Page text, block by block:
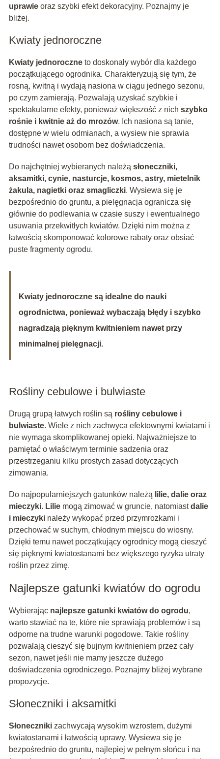
uprawieoraz szybki efekt dekoracyjny. Poznajmy je
bliżej.
Kwiaty jednoroczne
Kwiaty jednoroczneto doskonały wybór dla każdego
początkującego ogrodnika. Charakteryzują się tym, że
rosną, kwitną i wydają nasiona w ciągu jednego sezonu,
po czym zamierają. Pozwalają uzyskać szybkie i
spektakularne efekty, ponieważ większość z nich szybko
rośnie i kwitnie aż do mrozów. Ich nasiona są tanie,
dostępne w wielu odmianach, a wysiew nie sprawia
trudności nawet osobom bez doświadczenia.
Do najchętniej wybieranych należą słoneczniki,
aksamitki, cynie, nasturcje, kosmos, astry, mietelnik
żakula, nagietki oraz smagliczki. Wysiewa się je
bezpośrednio do gruntu, a pielęgnacja ogranicza się
głównie do podlewania w czasie suszy i ewentualnego
usuwania przekwitłych kwiatów. Dzięki nim można z
łatwością skomponować kolorowe rabaty oraz obsiać
puste fragmenty ogrodu.
Kwiaty jednoroczne są idealne do nauki
ogrodnictwa, ponieważ wybaczają błędy i szybko
nagradzają pięknym kwitnieniem nawet przy
minimalnej pielęgnacji.
Rośliny cebulowe i bulwiaste
Drugą grupą łatwych roślin są rośliny cebulowe i
bulwiaste. Wiele z nich zachwyca efektownymi kwiatami i
nie wymaga skomplikowanej opieki. Najważniejsze to
pamiętać o właściwym terminie sadzenia oraz
przestrzeganiu kilku prostych zasad dotyczących
zimowania.
Do najpopularniejszych gatunków należą lilie, dalie oraz
mieczyki. Liliemogą zimować w gruncie, natomiastdalie
i mieczykinależy wykopać przed przymrozkami i
przechować w suchym, chłodnym miejscu do wiosny.
Dzięki temu nawet początkujący ogrodnicy mogą cieszyć
się pięknymi kwiatostanami bez większego ryzyka utraty
roślin przez zimę.
Najlepsze gatunki kwiatów do ogrodu
Wybierając najlepsze gatunki kwiatów do ogrodu,
warto stawiać na te, które nie sprawiają problemów i są
odporne na trudne warunki pogodowe. Takie rośliny
pozwalają cieszyć się bujnym kwitnieniem przez cały
sezon, nawet jeśli nie mamy jeszcze dużego
doświadczenia ogrodniczego. Poznajmy bliżej wybrane
propozycje.
Słoneczniki i aksamitki
Słonecznikizachwycają wysokim wzrostem, dużymi
kwiatostanami i łatwością uprawy. Wysiewa się je
bezpośrednio do gruntu, najlepiej w pełnym słońcu i na